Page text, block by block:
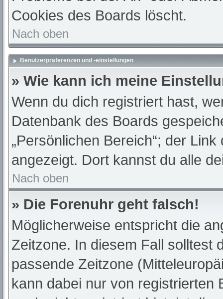
Cookies des Boards löscht.
Nach oben
Benutzerpräferenzen und -einstellungen
» Wie kann ich meine
Wenn du dich registriert hast,
Datenbank des Boards
„Persönlichen Bereich“; der
angezeigt. Dort kannst du alle
Nach oben
» Die Forenuhr geht falsch!
Möglicherweise entspricht die
Zeitzone. In diesem Fall solltest
passende Zeitzone
kann dabei nur von registrierten